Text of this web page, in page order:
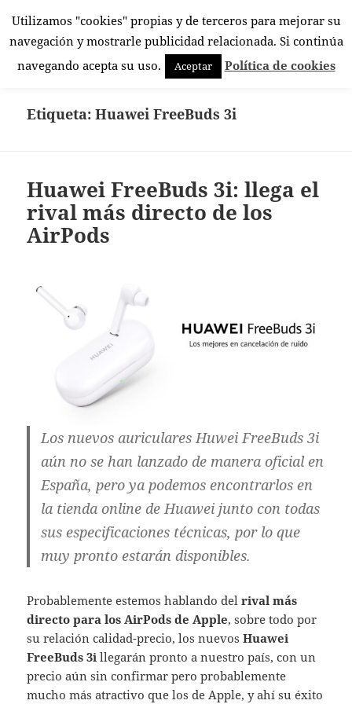
El Rincón Androide
MENÚ
Y
Etiqueta:Huawei FreeBuds 3i
Huawei FreeBuds 3i: llega el
rival más directo de los
AirPods
Los nuevos auriculares Huwei FreeBuds 3i
aún no se han lanzado de manera oficial en
España, pero ya podemos encontrarlos en
la tienda online de Huawei junto con todas
sus especificaciones técnicas, por lo que
muy pronto estarán disponibles.
Probablemente estemos hablando delrival más
directo para los AirPods de Apple, sobre todo por
su relación calidad-precio, los nuevosHuawei
FreeBuds 3i llegarán pronto a nuestro país, con un
precio aún sin confirmar pero probablemente
mucho más atractivo que los de Apple, y ahí su éxito
Utilizamos "cookies" propias y de terceros para mejorar su
navegación y mostrarle publicidad relacionada. Si continúa
navegando acepta su uso.
Aceptar Política de cookies